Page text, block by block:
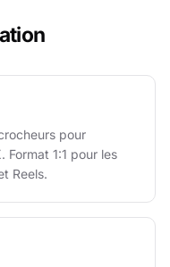
pour
Format 1:1 pour les
Reels.